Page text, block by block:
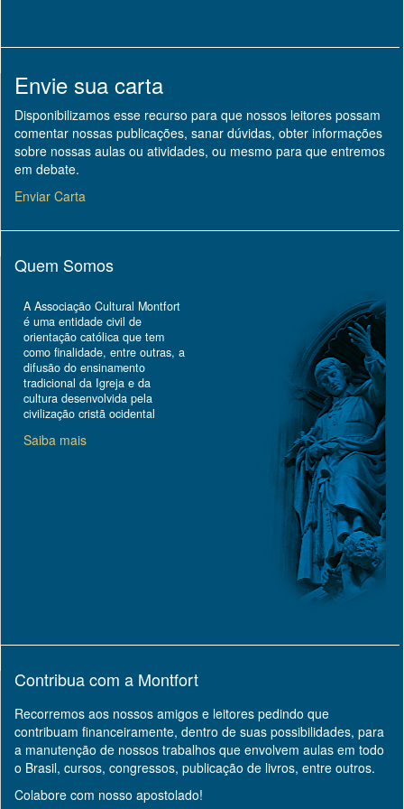
Envie sua carta
Disponibilizamos esse recurso para que nossos leitores possam
comentar nossas publicações, sanar dúvidas, obter informações
sobre nossas aulas ou atividades, ou mesmo para que entremos
em debate.
Enviar Carta
Quem Somos
A Associação Cultural Montfort
é uma entidade civil de
orientação católica que tem
como finalidade, entre outras, a
difusão do ensinamento
tradicional da Igreja e da
cultura desenvolvida pela
civilização cristã ocidental
Saiba mais
Contribua com a Montfort
Recorremos aos nossos amigos e leitores pedindo que
contribuam financeiramente, dentro de suas possibilidades, para
a manutenção de nossos trabalhos que envolvem aulas em todo
o Brasil, cursos, congressos, publicação de livros, entre outros.
Colabore com nosso apostolado!